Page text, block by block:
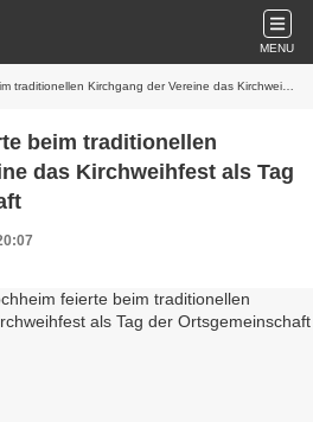
MENU
Kirchgang der Vereine das Kirchweihfest als Tag der Ortsgemeinschaft
beim traditionellen
Tag